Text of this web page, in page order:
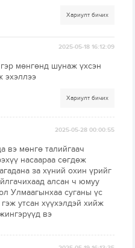
Хариулт бичих
2025-05-18 16:12:09
мөнгөнд шунаж үхсэн
эхэллээ
Хариулт бичих
2025-05-28 00:00:55
вэ мөнгө талийгаач
насаараа сөгдөж
за хүний охин үрийг
алсан ч юмуу
Улмаагынхаа суганы үс
утсан хүүхэлдэй хийж
вэ